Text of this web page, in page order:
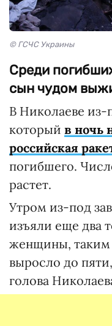
© ГСЧС Украины
Среди
сын чудом
В Николаеве из-
который в ночь
российская
погибшего.
растет.
Утром из-под
изъяли еще два
женщины, таким
выросло до пяти,
голова